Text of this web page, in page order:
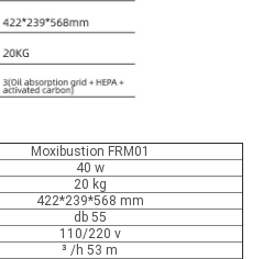
Moxibustion FRM01
40 w
20 kg
422*239*568 mm
db 55
110/220 v
³ /h 53 m